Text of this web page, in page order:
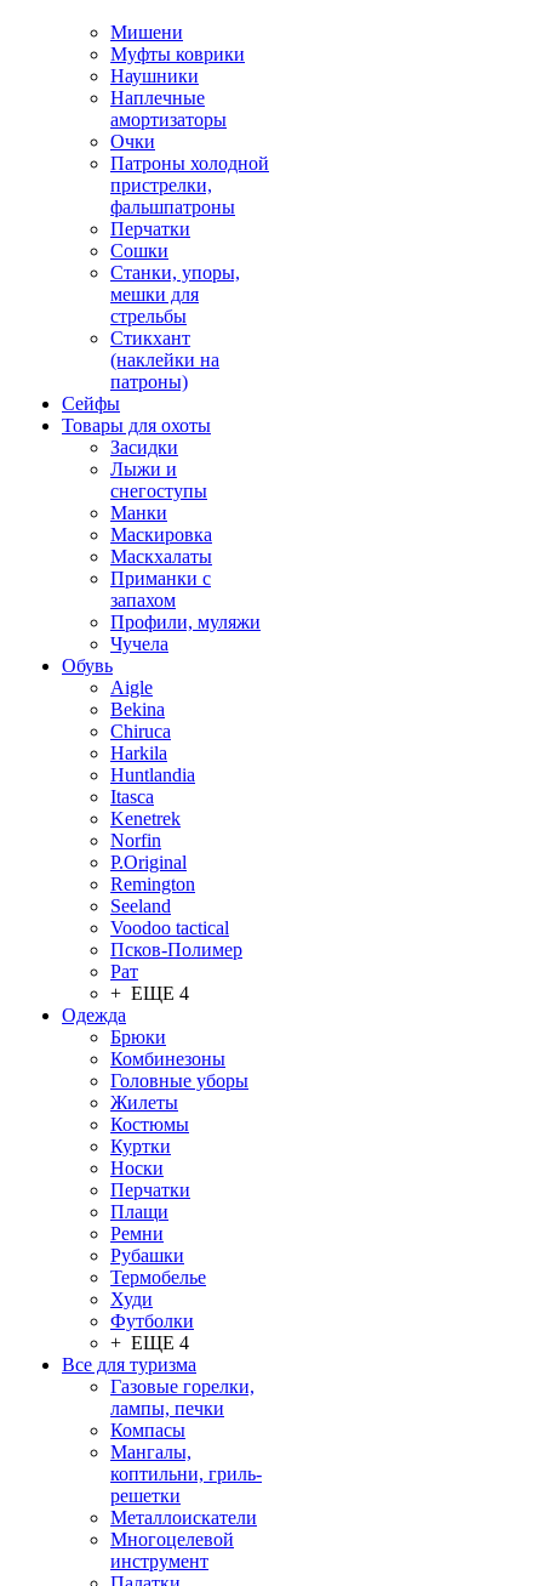
Мишени
Муфты коврики
Наушники
Наплечные
амортизаторы
Очки
Патроны холодной
пристрелки,
фальшпатроны
Перчатки
Сошки
Станки, упоры,
мешки для
стрельбы
Стикхант
(наклейки на
патроны)
Сейфы
Товары для охоты
Засидки
Лыжи и
снегоступы
Манки
Маскировка
Маскхалаты
Приманки с
запахом
Профили, муляжи
Чучела
Обувь
Aigle
Bekina
Chiruсa
Harkila
Huntlandia
Itasca
Kenetrek
Norfin
P.Original
Remington
Seeland
Voodoo tactical
Псков-Полимер
Рат
+ ЕЩЕ 4
Одежда
Брюки
Комбинезоны
Головные уборы
Жилеты
Костюмы
Куртки
Носки
Перчатки
Плащи
Ремни
Рубашки
Термобелье
Худи
Футболки
+ ЕЩЕ 4
Все для туризма
Газовые горелки,
лампы, печки
Компасы
Мангалы,
коптильни, гриль-
решетки
Металлоискатели
Многоцелевой
инструмент